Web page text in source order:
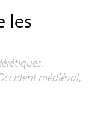
les
médiéval,